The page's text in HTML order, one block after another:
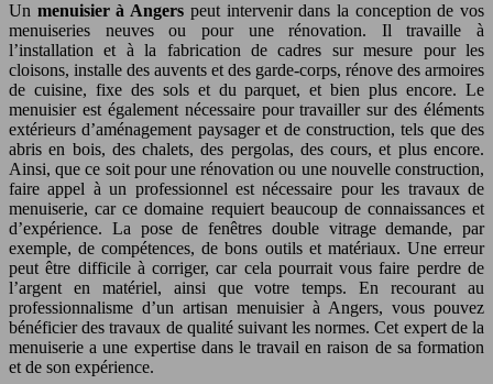
Un menuisier à Angers peut intervenir dans la conception de vos
menuiseries neuves ou pour une rénovation. Il travaille à
l’installation et à la fabrication de cadres sur mesure pour les
cloisons, installe des auvents et des garde-corps, rénove des armoires
de cuisine, fixe des sols et du parquet, et bien plus encore. Le
menuisier est également nécessaire pour travailler sur des éléments
extérieurs d’aménagement paysager et de construction, tels que des
abris en bois, des chalets, des pergolas, des cours, et plus encore.
Ainsi, que ce soit pour une rénovation ou une nouvelle construction,
faire appel à un professionnel est nécessaire pour les travaux de
menuiserie, car ce domaine requiert beaucoup de connaissances et
d’expérience. La pose de fenêtres double vitrage demande, par
exemple, de compétences, de bons outils et matériaux. Une erreur
peut être difficile à corriger, car cela pourrait vous faire perdre de
l’argent en matériel, ainsi que votre temps. En recourant au
professionnalisme d’un artisan menuisier à Angers, vous pouvez
bénéficier des travaux de qualité suivant les normes. Cet expert de la
menuiserie a une expertise dans le travail en raison de sa formation
et de son expérience.